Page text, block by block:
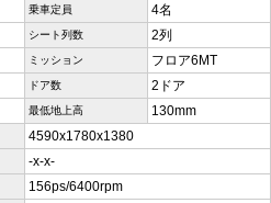
乗車定員 4名
シート列数 2列
ミッション フロア6MT
ドア数 2ドア
最低地上高 130mm
4590x1780x1380
-x-x-
156ps/6400rpm